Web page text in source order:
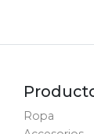
Ropa